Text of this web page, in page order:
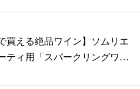
買える絶品ワイン】ソムリエ
ティ用「スパークリングワイ